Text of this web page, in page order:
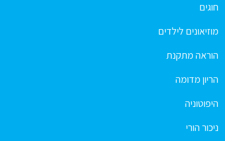
חוגים
מוזיאונים לילדים
הוראה מתקנת
הריון מדומה
היפוטוניה
ניכור הורי